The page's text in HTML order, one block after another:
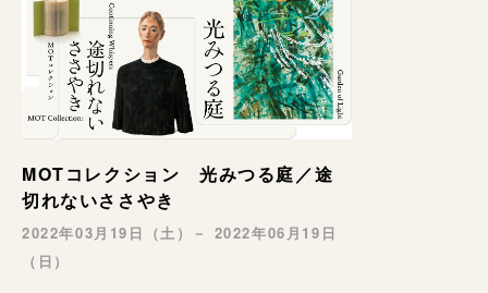
MOTコレクション 光みつる庭／途
切れないささやき
2022年03月19日（土）－ 2022年06月19日
（日）